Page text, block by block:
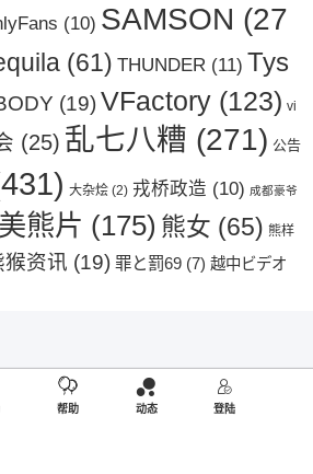
(10) SAMSON (27
(61) THUNDER (11) Tys
(19)VFactory (123) vi
(25) 乱七八糟 (271) 公告
大杂烩 (2) 戎桥政造 (10) 成都豪爷
熊片 (175) 熊女 (65) 熊样
猴资讯 (19) 罪と罰69 (7) 越中ビデオ
帮助 动态 登陆